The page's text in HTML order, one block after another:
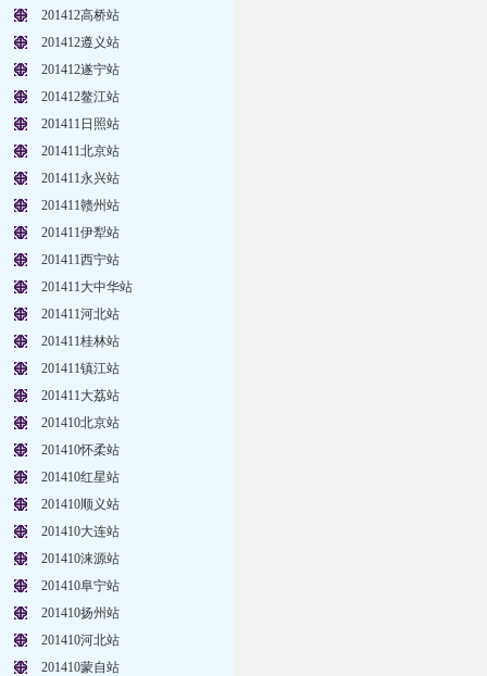
201412高桥站
201412遵义站
201412遂宁站
201412鳌江站
201411日照站
201411北京站
201411永兴站
201411赣州站
201411伊犁站
201411西宁站
201411大中华站
201411河北站
201411桂林站
201411镇江站
201411大荔站
201410北京站
201410怀柔站
201410红星站
201410顺义站
201410大连站
201410涞源站
201410阜宁站
201410扬州站
201410河北站
201410蒙自站